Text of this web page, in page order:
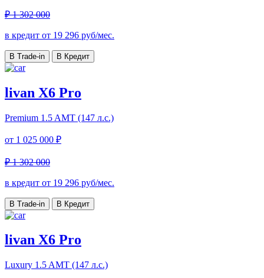
₽ 1 302 000
в кредит от 19 296 руб/мес.
В Trade-in В Кредит
livan X6 Pro
Premium 1.5 AMT (147 л.с.)
от 1 025 000 ₽
₽ 1 302 000
в кредит от 19 296 руб/мес.
В Trade-in В Кредит
livan X6 Pro
Luxury 1.5 AMT (147 л.с.)